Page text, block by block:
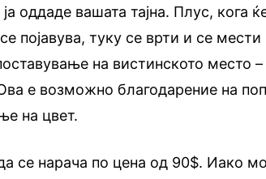
оддаде вашата тајна. Плус, кога
појавува, туку се врти и се мести
на вистинското место –
е возможно благодарение на
на цвет.
се нарача по цена од 90$. Иако